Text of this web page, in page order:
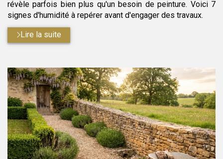
révèle parfois bien plus qu'un besoin de peinture. Voici 7
signes d'humidité à repérer avant d'engager des travaux.
Lire la suite